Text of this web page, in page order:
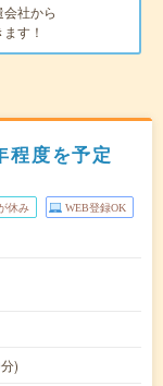
会社から
す！
程度を予定
休み WEB登録OK
)